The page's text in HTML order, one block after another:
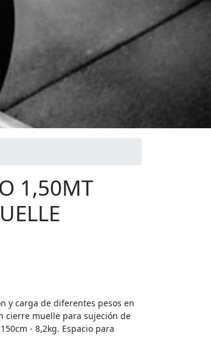
1,50MT
y carga de diferentes pesos en
cierre muelle para sujeción de
- 8,2kg. Espacio para